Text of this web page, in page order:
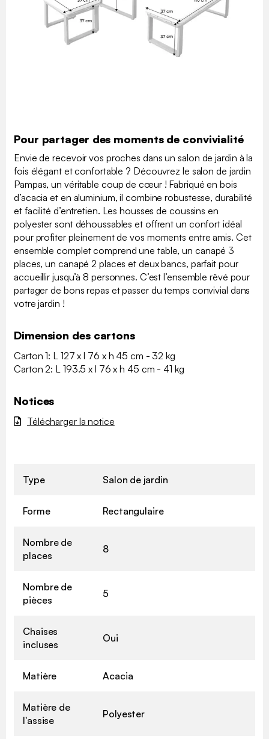
Pour partager des moments de convivialité
Envie de recevoir vos proches dans un salon de jardin à la
fois élégant et confortable ? Découvrez le salon de jardin
Pampas, un véritable coup de cœur ! Fabriqué en bois
d’acacia et en aluminium, il combine robustesse, durabilité
et facilité d’entretien. Les housses de coussins en
polyester sont déhoussables et offrent un confort idéal
pour profiter pleinement de vos moments entre amis. Cet
ensemble complet comprend une table, un canapé 3
places, un canapé 2 places et deux bancs, parfait pour
accueillir jusqu’à 8 personnes. C’est l’ensemble rêvé pour
partager de bons repas et passer du temps convivial dans
votre jardin !
Dimension des cartons
Carton 1: L 127 x l 76 x h 45 cm - 32 kg
Carton 2: L 193.5 x l 76 x h 45 cm - 41 kg
Notices
Télécharger la notice
Type Salon de jardin
Forme Rectangulaire
Nombre de
places
8
Nombre de
pièces
5
Chaises
incluses
Oui
Matière Acacia
Matière de
l'assise
Polyester